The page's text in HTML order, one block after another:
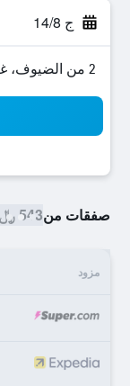
ج 14/8
2 من الضيوف، غرفة واحدة
صفقات من543 ﷼
مزود